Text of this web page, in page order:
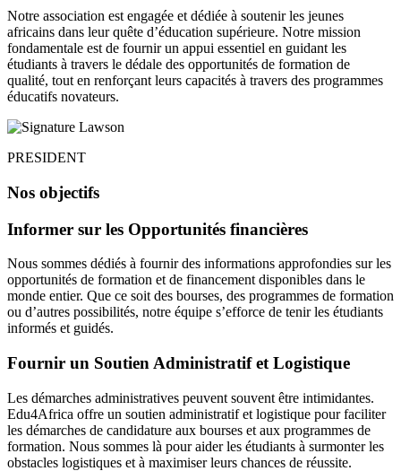
Notre association est engagée et dédiée à soutenir les jeunes
africains dans leur quête d’éducation supérieure. Notre mission
fondamentale est de fournir un appui essentiel en guidant les
étudiants à travers le dédale des opportunités de formation de
qualité, tout en renforçant leurs capacités à travers des programmes
éducatifs novateurs.
PRESIDENT
Nos objectifs
Informer sur les Opportunités financières
Nous sommes dédiés à fournir des informations approfondies sur les
opportunités de formation et de financement disponibles dans le
monde entier. Que ce soit des bourses, des programmes de formation
ou d’autres possibilités, notre équipe s’efforce de tenir les étudiants
informés et guidés.
Fournir un Soutien Administratif et Logistique
Les démarches administratives peuvent souvent être intimidantes.
Edu4Africa offre un soutien administratif et logistique pour faciliter
les démarches de candidature aux bourses et aux programmes de
formation. Nous sommes là pour aider les étudiants à surmonter les
obstacles logistiques et à maximiser leurs chances de réussite.